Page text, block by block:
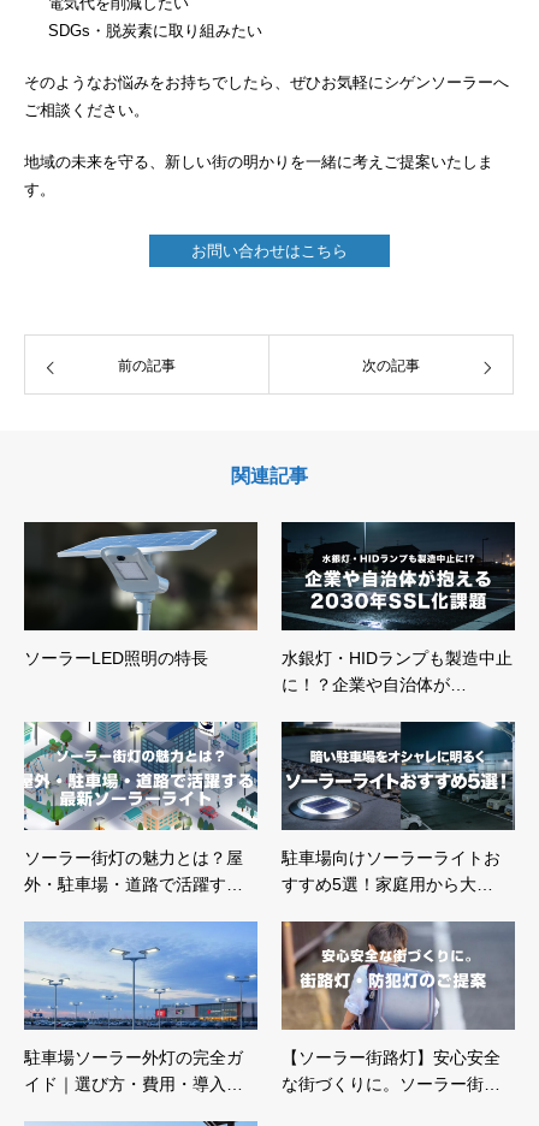
SDGs・脱炭素に取り組みたい
そのようなお悩みをお持ちでしたら、ぜひお気軽にシゲンソーラーへ
ご相談ください。
地域の未来を守る、新しい街の明かりを一緒に考えご提案いたしま
す。
お問い合わせはこちら
前の記事 次の記事
関連記事
ソーラーLED照明の特長
水銀灯・HIDランプも製造中止
に！？企業や自治体が…
ソーラー街灯の魅力とは？屋
外・駐車場・道路で活躍す…
駐車場向けソーラーライトお
すすめ5選！家庭用から大…
駐車場ソーラー外灯の完全ガ
イド｜選び方・費用・導入…
【ソーラー街路灯】安心安全
な街づくりに。ソーラー街…